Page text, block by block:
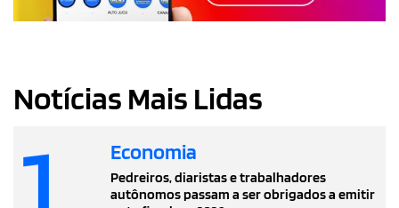
Notícias Mais Lidas
1 Economia
Pedreiros, diaristas e trabalhadores
autônomos passam a ser obrigados a emitir